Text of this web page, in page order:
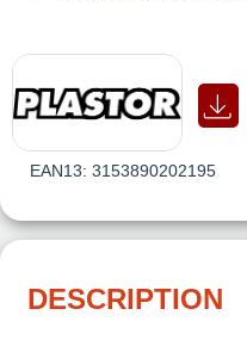
EAN13: 3153890202195
DESCRIPTION